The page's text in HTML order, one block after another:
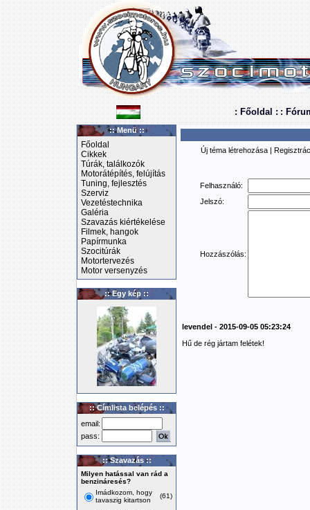
: Főoldal : :
:: Menü ::
Főoldal
Cikkek
Túrák, találkozók
Motorátépítés, felújítás
Tuning, fejlesztés
Szerviz
Vezetéstechnika
Galéria
Szavazás kiértékelése
Filmek, hangok
Papírmunka
Szocitúrák
Motortervezés
Motor versenyzés
:: Egy kép ::
:: Címlista belépés ::
email:
pass:
:: Szavazás ::
Milyen hatással van rád a
benzináresés?
Imádkozom, hogy
tavaszig kitartson
(61)
Új téma létrehozása |
Felhasználó:
Jelszó:
Hozzászólás:
levendel - 2015-09-05 05:23:24
Hű de rég jártam felétek!